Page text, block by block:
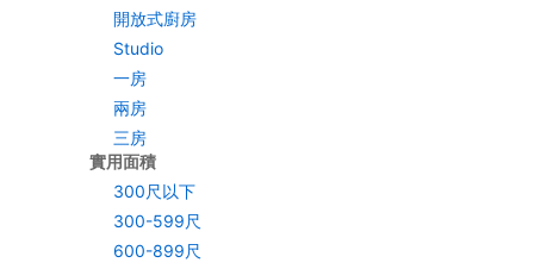
開放式廚房
Studio
一房
兩房
三房
實用面積
300尺以下
300-599尺
600-899尺